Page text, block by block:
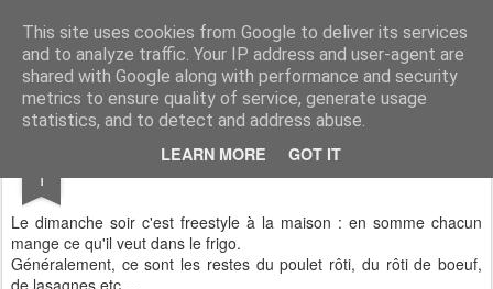
This site uses cookies from Google to deliver its services
and to analyze traffic. Your IP address and user-agent are
shared with Google along with performance and security
metrics to ensure quality of service, generate usage
statistics, and to detect and address abuse.
LEARN MORE GOT IT
Aux papilles by Virginie
1 Mon Club Sandwich Hivernal
Le dimanche soir c'est freestyle à la maison : en somme chacun
mange ce qu'il veut dans le frigo.
Généralement, ce sont les restes du poulet rôti, du rôti de boeuf,
de lasagnes etc....